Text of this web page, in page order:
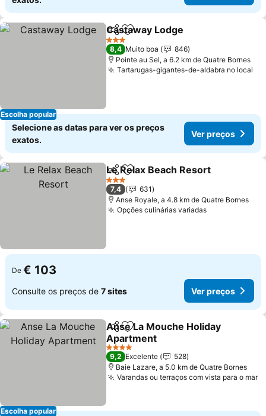
Escolha popular
PartilharAdicionar aos favoritos
Castaway Lodge
3 Estrelas
8,4 Muito boa
846
Pointe au Sel, a 6.2 km de Quatre Bornes
Tartarugas-gigantes-de-aldabra no local
Selecione as datas para ver os preços
exatos.
Ver preços
PartilharAdicionar aos favoritos
Le Relax Beach Resort
3 Estrelas
7,4
631
Anse Royale, a 4.8 km de Quatre Bornes
Opções culinárias variadasVer preços
De € 103
Consulte os preços de 7 sites Ver preços
Escolha popular
PartilharAdicionar aos favoritos
Anse La Mouche Holiday
Apartment
Ver preços
4 Estrelas
9,2 Excelente
528
Baie Lazare, a 5.0 km de Quatre Bornes
Varandas ou terraços com vista para o mar